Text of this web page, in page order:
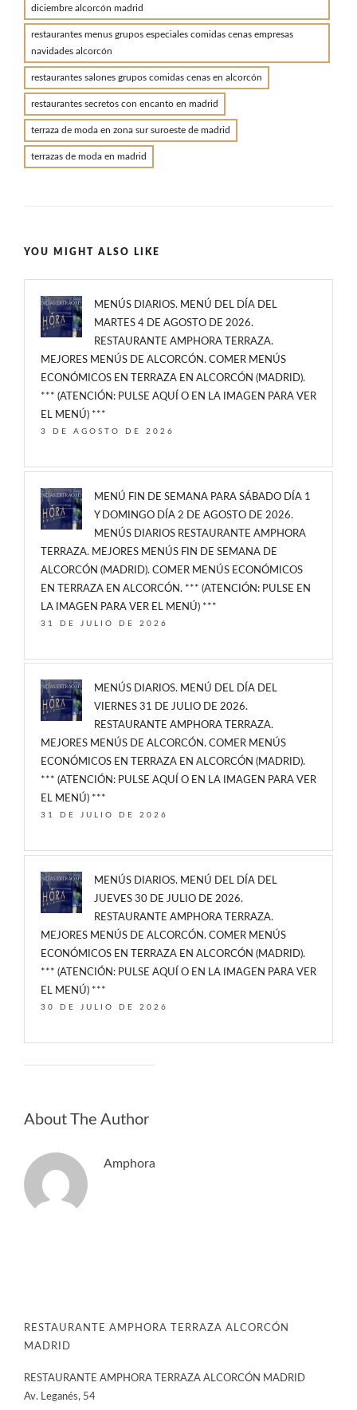
diciembre alcorcón madrid
restaurantes menus grupos especiales comidas cenas empresas
navidades alcorcón
restaurantes salones grupos comidas cenas en alcorcón
restaurantes secretos con encanto en madrid
terraza de moda en zona sur suroeste de madrid
terrazas de moda en madrid
YOU MIGHT ALSO LIKE
MENÚS DIARIOS. MENÚ DEL DÍA DEL
MARTES 4 DE AGOSTO DE 2026.
RESTAURANTE AMPHORA TERRAZA.
MEJORES MENÚS DE ALCORCÓN. COMER MENÚS
ECONÓMICOS EN TERRAZA EN ALCORCÓN (MADRID).
*** (ATENCIÓN: PULSE AQUÍ O EN LA IMAGEN PARA VER
EL MENÚ) ***
3 DE AGOSTO DE 2026
MENÚ FIN DE SEMANA PARA SÁBADO DÍA 1
Y DOMINGO DÍA 2 DE AGOSTO DE 2026.
MENÚS DIARIOS RESTAURANTE AMPHORA
TERRAZA. MEJORES MENÚS FIN DE SEMANA DE
ALCORCÓN (MADRID). COMER MENÚS ECONÓMICOS
EN TERRAZA EN ALCORCÓN. *** (ATENCIÓN: PULSE EN
LA IMAGEN PARA VER EL MENÚ) ***
31 DE JULIO DE 2026
MENÚS DIARIOS. MENÚ DEL DÍA DEL
VIERNES 31 DE JULIO DE 2026.
RESTAURANTE AMPHORA TERRAZA.
MEJORES MENÚS DE ALCORCÓN. COMER MENÚS
ECONÓMICOS EN TERRAZA EN ALCORCÓN (MADRID).
*** (ATENCIÓN: PULSE AQUÍ O EN LA IMAGEN PARA VER
EL MENÚ) ***
31 DE JULIO DE 2026
MENÚS DIARIOS. MENÚ DEL DÍA DEL
JUEVES 30 DE JULIO DE 2026.
RESTAURANTE AMPHORA TERRAZA.
MEJORES MENÚS DE ALCORCÓN. COMER MENÚS
ECONÓMICOS EN TERRAZA EN ALCORCÓN (MADRID).
*** (ATENCIÓN: PULSE AQUÍ O EN LA IMAGEN PARA VER
EL MENÚ) ***
30 DE JULIO DE 2026
About The Author
Amphora
RESTAURANTE AMPHORA TERRAZA ALCORCÓN
MADRID
RESTAURANTE AMPHORA TERRAZA ALCORCÓN MADRID
Av. Leganés, 54